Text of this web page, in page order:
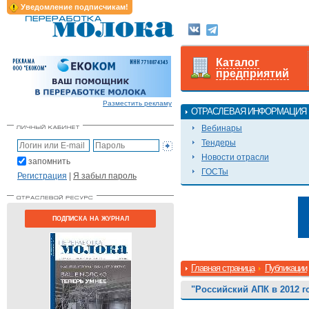
Уведомление подписчикам!
Разместить рекламу
запомнить
Регистрация | Я забыл пароль
ПОДПИСКА НА ЖУРНАЛ
Каталог
предприятий
ОТРАСЛЕВАЯ ИНФОРМАЦИЯ
Вебинары
Тендеры
Новости отрасли
ГОСТы
Главная страница Публикации
"Российский АПК в 2012